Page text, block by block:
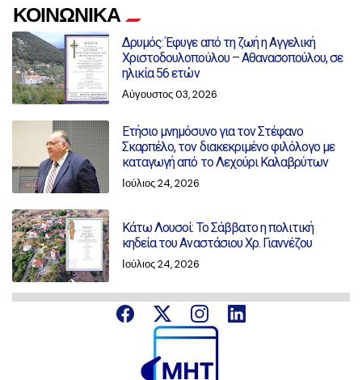
ΚΟΙΝΩΝΙΚΑ
Δρυμός: Έφυγε από τη ζωή η Αγγελική
Χριστοδουλοπούλου – Αθανασοπούλου, σε
ηλικία 56 ετών
Αύγουστος 03, 2026
Ετήσιο μνημόσυνο για τον Στέφανο
Σκαρπέλο, τον διακεκριμένο φιλόλογο με
καταγωγή από το Λεχούρι Καλαβρύτων
Ιούλιος 24, 2026
Κάτω Λουσοί: Το Σάββατο η πολιτική
κηδεία του Αναστάσιου Χρ. Γιαννέζου
Ιούλιος 24, 2026